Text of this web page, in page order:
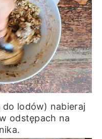
do lodów) nabieraj
odstępach na